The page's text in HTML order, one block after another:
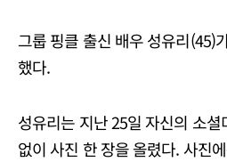
그룹 핑클 출신 배우 성유리(45)
했다.
성유리는 지난 25일 자신의 소
없이 사진 한 장을 올렸다. 사진